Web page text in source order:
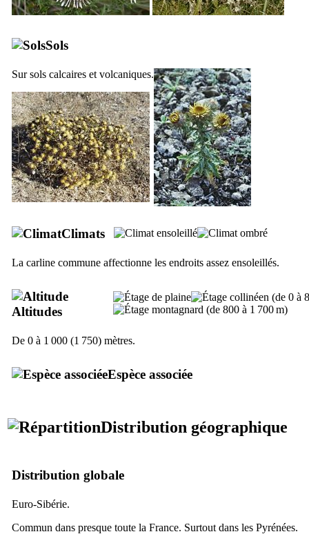
Sols
Sur sols calcaires et volcaniques.
Climats
La carline commune affectionne les endroits assez ensoleillés.
Altitudes
De 0 à 1 000 (1 750) mètres.
Espèce associée
Distribution géographique
Distribution globale
Euro-Sibérie.
Commun dans presque toute la France. Surtout dans les Pyrénées.